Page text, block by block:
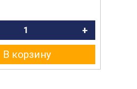
+
В корзину